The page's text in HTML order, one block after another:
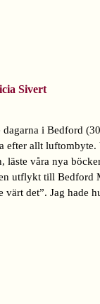
Sivert
dagarna i Bedford
efter allt
läste våra nya
utflykt till Bedford
värt det”. Jag hade